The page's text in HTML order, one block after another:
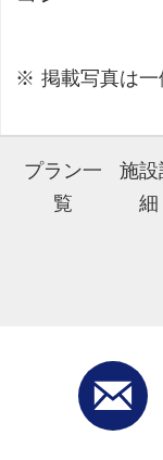
掲載写真は一
プラン一
覧
施設
細